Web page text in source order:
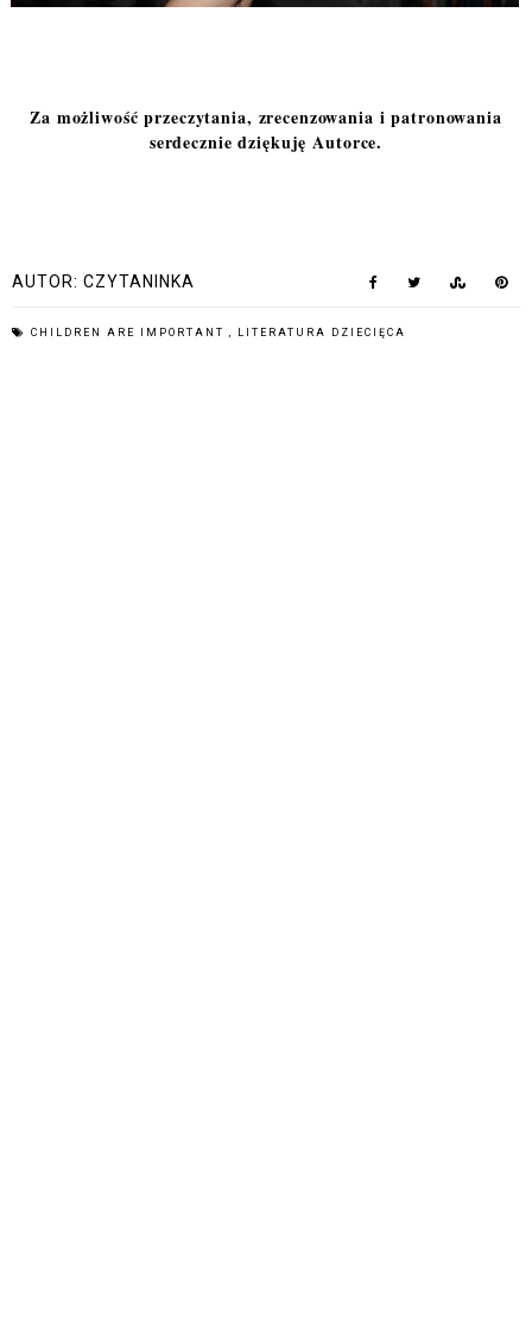
Za możliwość przeczytania, zrecenzowania i patronowania
serdecznie dziękuję Autorce.
AUTOR: CZYTANINKA
CHILDREN ARE IMPORTANT LITERATURA DZIECIĘCA